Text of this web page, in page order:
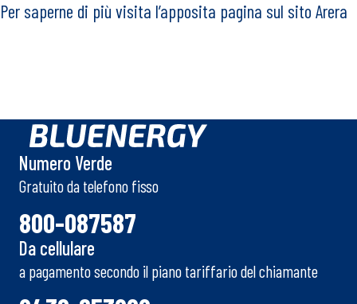
Per saperne di più visita l’apposita pagina sul sito Arera
Numero Verde
Gratuito da telefono fisso
800-087587
Da cellulare
a pagamento secondo il piano tariffario del chiamante